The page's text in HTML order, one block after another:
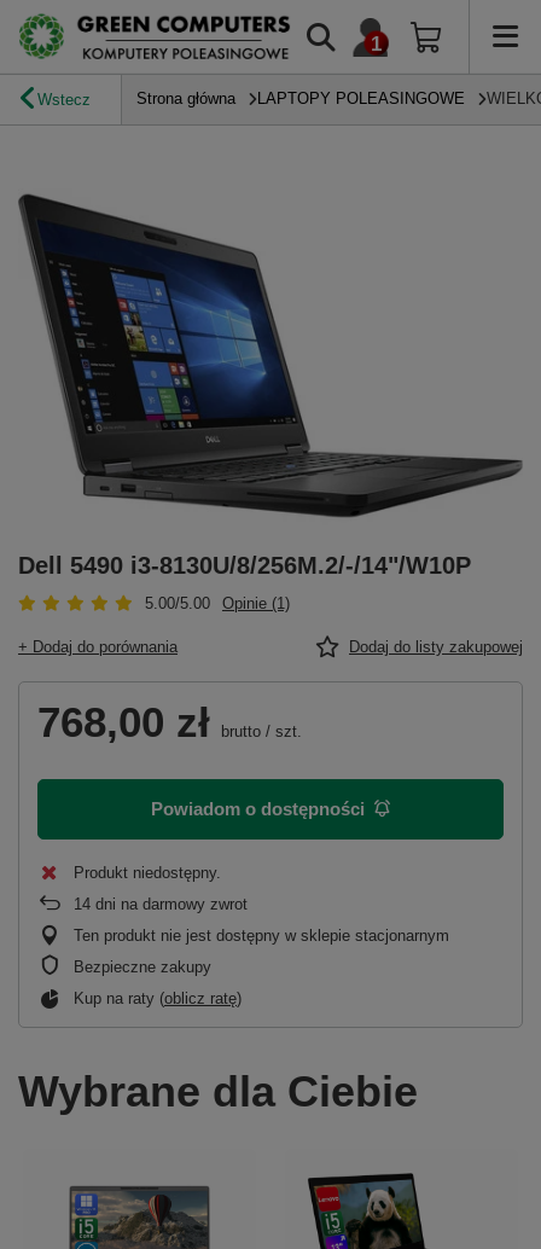
Wstecz Strona główna LAPTOPY POLEASINGOWE
Dell 5490 i3-8130U/8/256M.2/-/14"/W10P
5.00/5.00 Opinie (1)
+ Dodaj do porównania Dodaj do listy zakupowej
768,00 zł brutto / szt.
Powiadom o dostępności
Produkt niedostępny
14 dni na darmowy zwrot
Ten produkt nie jest dostępny w sklepie stacjonarnym
Bezpieczne zakupy
Kup na raty (oblicz ratę)
Wybrane dla Ciebie